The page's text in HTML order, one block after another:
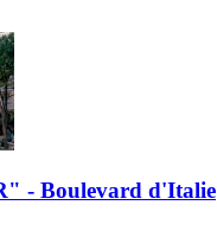
- Boulevard d'Italie